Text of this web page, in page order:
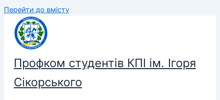
Перейти до вмісту
Профком студентів КПІ ім. Ігоря
Сікорського